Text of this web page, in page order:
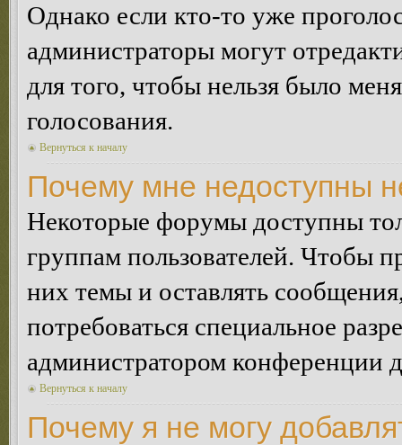
Однако если кто-то уже
администраторы могут
для того, чтобы нельзя было
голосования.
Вернуться к началу
Почему мне недоступны
Некоторые форумы доступны
группам пользователей. Чтобы
них темы и оставлять
потребоваться специальное
администратором конференции
Вернуться к началу
Почему я не могу